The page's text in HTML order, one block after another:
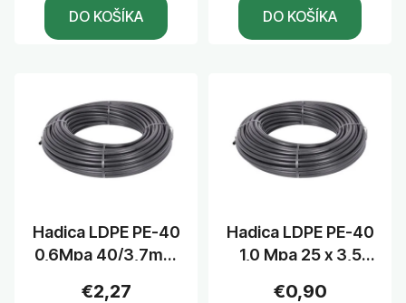
DO KOŠÍKA DO KOŠÍKA
Hadica LDPE PE-40
0,6Mpa 40/3,7mm
€2,27
Hadica LDPE PE-40
1,0 Mpa 25 x 3,5
€0,90